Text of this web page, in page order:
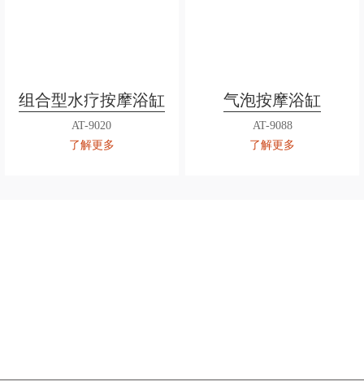
组合型水疗按摩浴缸
AT-9020
了解更多
气泡按摩浴缸
AT-9088
了解更多